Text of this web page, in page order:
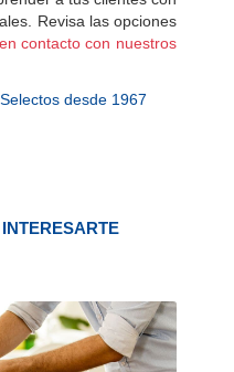
Revisa las opciones
contacto con nuestros
desde 1967